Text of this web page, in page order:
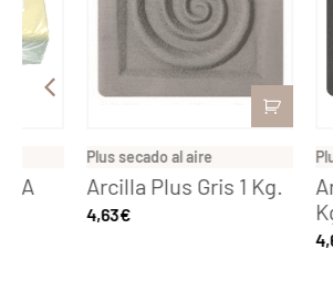
Plus secado al aire
Arcilla Plus Gris 1 Kg.
Plus
Arcilla